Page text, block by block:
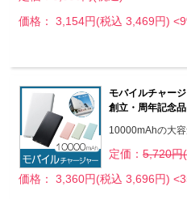
価格： 3,154円(税込 3,469円)
モバイルチャー
創立・周年記念
10000mAhの大容
定価： 5,720円
価格： 3,360円(税込 3,696円)